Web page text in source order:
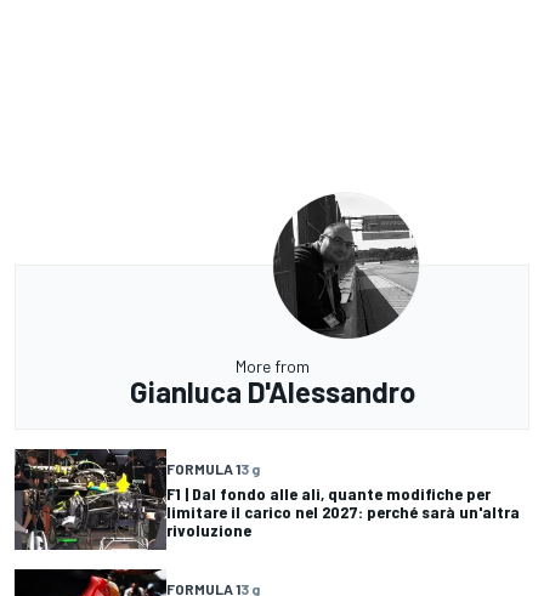
More from
Gianluca D'Alessandro
FORMULA 13 g
F1 | Dal fondo alle ali, quante modifiche per
limitare il carico nel 2027: perché sarà un'altra
rivoluzione
FORMULA 13 g